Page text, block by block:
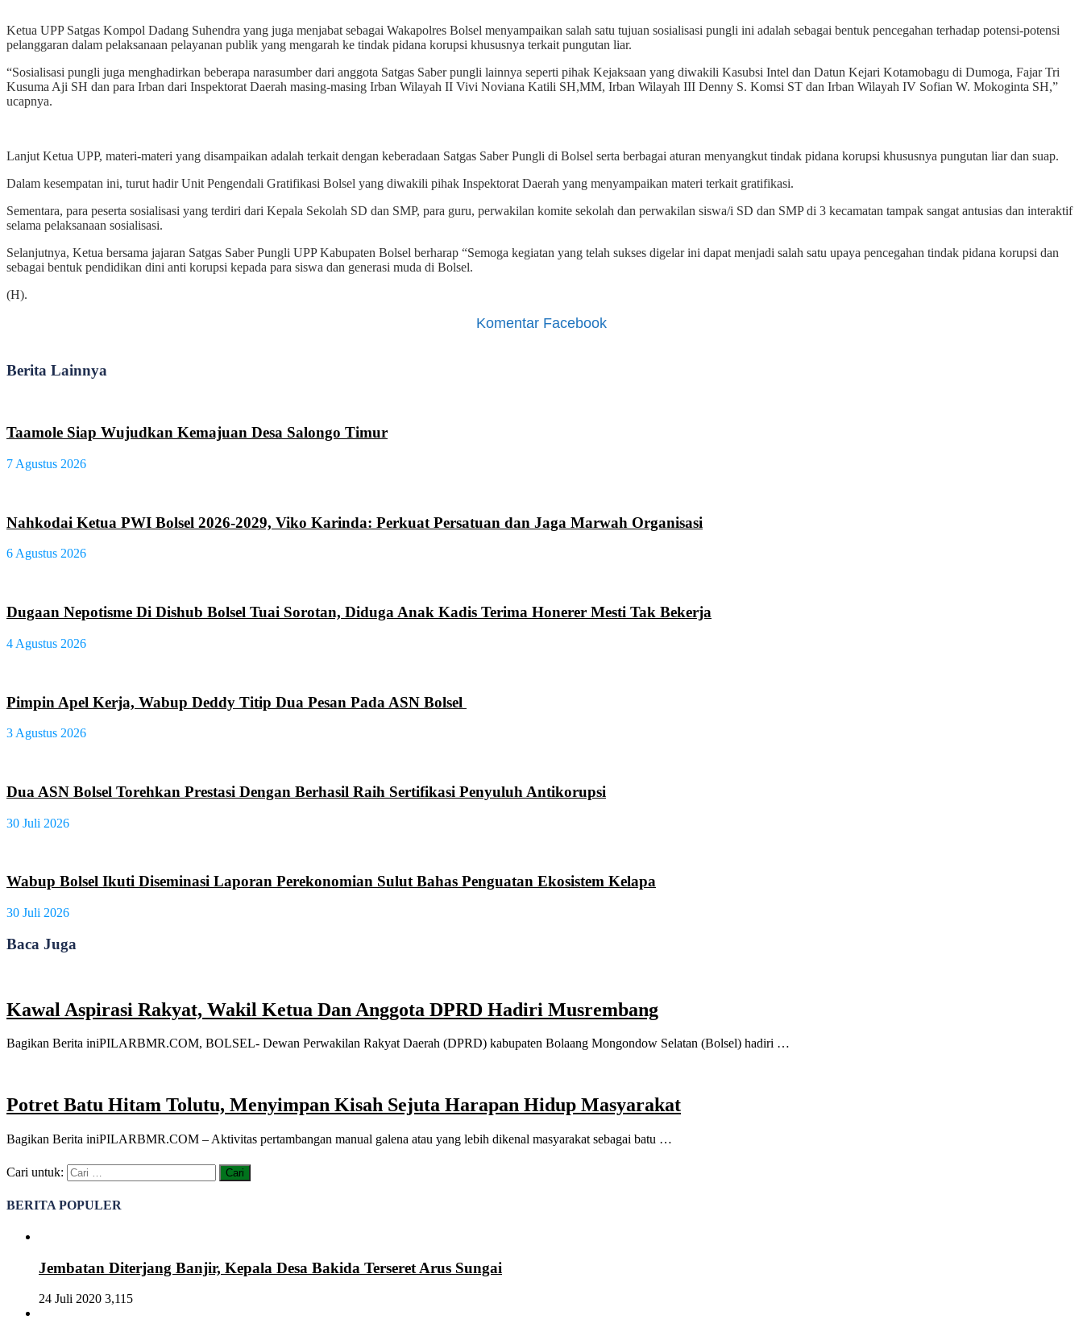
Ketua UPP Satgas Kompol Dadang Suhendra yang juga menjabat sebagai Wakapolres Bolsel menyampaikan salah satu tujuan sosialisasi pungli ini adalah sebagai bentuk pencegahan terhadap potensi-potensi
pelanggaran dalam pelaksanaan pelayanan publik yang mengarah ke tindak pidana korupsi khususnya terkait pungutan liar.
“Sosialisasi pungli juga menghadirkan beberapa narasumber dari anggota Satgas Saber pungli lainnya seperti pihak Kejaksaan yang diwakili Kasubsi Intel dan Datun Kejari Kotamobagu di Dumoga, Fajar Tri
Kusuma Aji SH dan para Irban dari Inspektorat Daerah masing-masing Irban Wilayah II Vivi Noviana Katili SH,MM, Irban Wilayah III Denny S. Komsi ST dan Irban Wilayah IV Sofian W. Mokoginta SH,”
ucapnya.
Lanjut Ketua UPP, materi-materi yang disampaikan adalah terkait dengan keberadaan Satgas Saber Pungli di Bolsel serta berbagai aturan menyangkut tindak pidana korupsi khususnya pungutan liar dan suap.
Dalam kesempatan ini, turut hadir Unit Pengendali Gratifikasi Bolsel yang diwakili pihak Inspektorat Daerah yang menyampaikan materi terkait gratifikasi.
Sementara, para peserta sosialisasi yang terdiri dari Kepala Sekolah SD dan SMP, para guru, perwakilan komite sekolah dan perwakilan siswa/i SD dan SMP di 3 kecamatan tampak sangat antusias dan interaktif
selama pelaksanaan sosialisasi.
Selanjutnya, Ketua bersama jajaran Satgas Saber Pungli UPP Kabupaten Bolsel berharap “Semoga kegiatan yang telah sukses digelar ini dapat menjadi salah satu upaya pencegahan tindak pidana korupsi dan
sebagai bentuk pendidikan dini anti korupsi kepada para siswa dan generasi muda di Bolsel.
(H).
Komentar Facebook
Berita Lainnya
Taamole Siap Wujudkan Kemajuan Desa Salongo Timur
7 Agustus 2026
Nahkodai Ketua PWI Bolsel 2026-2029, Viko Karinda: Perkuat Persatuan dan Jaga Marwah Organisasi
6 Agustus 2026
Dugaan Nepotisme Di Dishub Bolsel Tuai Sorotan, Diduga Anak Kadis Terima Honerer Mesti Tak Bekerja
4 Agustus 2026
Pimpin Apel Kerja, Wabup Deddy Titip Dua Pesan Pada ASN Bolsel
3 Agustus 2026
Dua ASN Bolsel Torehkan Prestasi Dengan Berhasil Raih Sertifikasi Penyuluh Antikorupsi
30 Juli 2026
Wabup Bolsel Ikuti Diseminasi Laporan Perekonomian Sulut Bahas Penguatan Ekosistem Kelapa
30 Juli 2026
Baca Juga
Kawal Aspirasi Rakyat, Wakil Ketua Dan Anggota DPRD Hadiri Musrembang
Bagikan Berita iniPILARBMR.COM, BOLSEL- Dewan Perwakilan Rakyat Daerah (DPRD) kabupaten Bolaang Mongondow Selatan (Bolsel) hadiri …
Potret Batu Hitam Tolutu, Menyimpan Kisah Sejuta Harapan Hidup Masyarakat
Bagikan Berita iniPILARBMR.COM – Aktivitas pertambangan manual galena atau yang lebih dikenal masyarakat sebagai batu …
Cari untuk:
BERITA POPULER
Jembatan Diterjang Banjir, Kepala Desa Bakida Terseret Arus Sungai
24 Juli 2020 3,115